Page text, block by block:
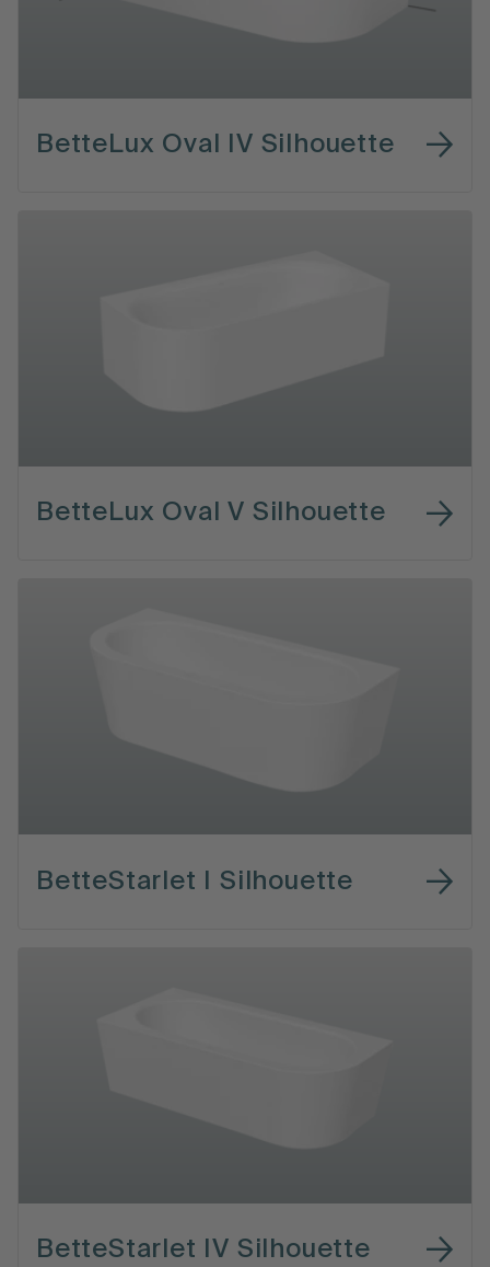
BetteLux Oval IV Silhouette
BetteLux Oval V Silhouette
BetteStarlet I Silhouette
BetteStarlet IV Silhouette